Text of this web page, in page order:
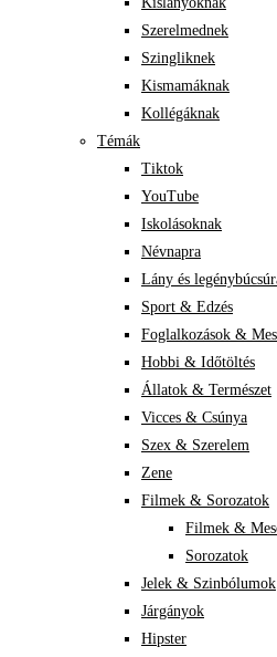
Szerelmednek
Szingliknek
Kismamáknak
Kollégáknak
Témák
Tiktok
YouTube
Iskolásoknak
Névnapra
Lány és
Sport & Edzés
Foglalkozások &
Hobbi & Időtöltés
Állatok & Természet
Vicces & Csúnya
Szex & Szerelem
Zene
Filmek & Sorozatok
Filmek &
Sorozatok
Jelek & Szinbólumok
Járgányok
Hipster